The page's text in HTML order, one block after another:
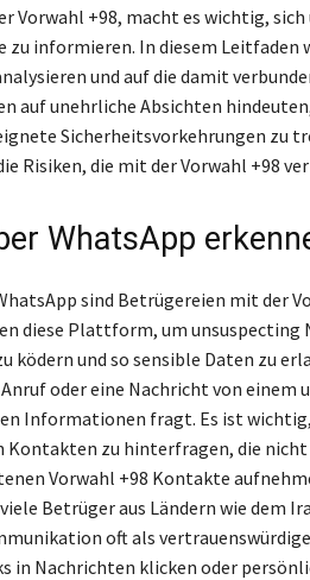
Vorwahl +98, macht es wichtig,
zu informieren. In diesem Leitfaden
und auf die damit
auf unehrliche Absichten
Sicherheitsvorkehrungen zu
Risiken, die mit der Vorwahl +98
WhatsApp
sind Betrügereien mit der
diese Plattform, um
ködern und so sensible Daten zu
oder eine Nachricht von einem
Informationen fragt. Es ist
Kontakten zu hinterfragen, die nicht
Vorwahl +98 Kontakte
Betrüger aus Ländern wie dem
oft als
in Nachrichten klicken oder